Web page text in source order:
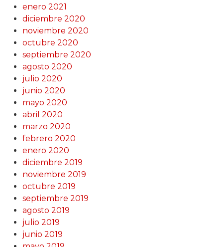
enero 2021
diciembre 2020
noviembre 2020
octubre 2020
septiembre 2020
agosto 2020
julio 2020
junio 2020
mayo 2020
abril 2020
marzo 2020
febrero 2020
enero 2020
diciembre 2019
noviembre 2019
octubre 2019
septiembre 2019
agosto 2019
julio 2019
junio 2019